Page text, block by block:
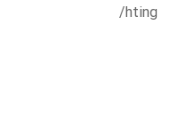
hting/